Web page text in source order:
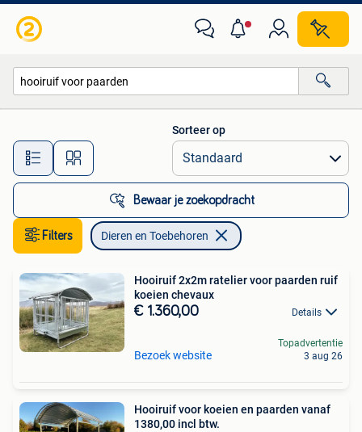
Alle afstanden…
Sorteer op
Bewaar je zoekopdracht
Filters Dieren en Toebehoren
Hooiruif 2x2m ratelier voor paarden ruif
koeien chevaux
€ 1.360,00 Details
Bezoek website
Topadvertentie
3 aug 26
Hooiruif voor koeien en paarden vanaf
1380,00 incl btw.